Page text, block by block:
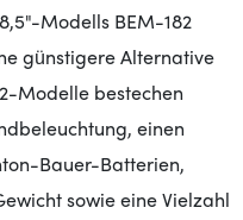
Modells BEM-182
günstigere Alternative
Modelle bestechen
einen
Bauer-Batterien,
sowie eine Vielzahl